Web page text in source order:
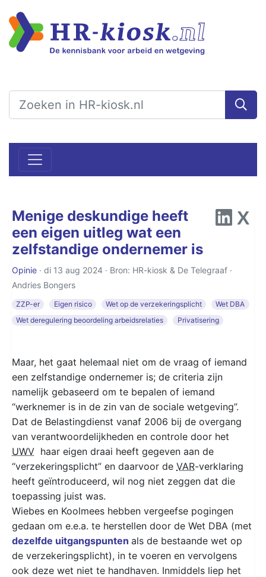
Menige deskundige heeft
een eigen uitleg wat een
zelfstandige ondernemer is
Opinie · di 13 aug 2024 · Bron: HR-kiosk & De Telegraaf ·
Andries Bongers
ZZP-er Eigen risico Wet op de verzekeringsplicht
Wet DBA
Wet deregulering beoordeling arbeidsrelaties
Privatisering
Maar, het gaat helemaal niet om de vraag of iemand
een zelfstandige ondernemer is; de criteria zijn
namelijk gebaseerd om te bepalen of iemand
“werknemer is in de zin van de sociale wetgeving”.
Dat de Belastingdienst vanaf 2006 bij de overgang
van verantwoordelijkheden en controle door het
UWV haar eigen draai heeft gegeven aan de
“verzekeringsplicht” en daarvoor de VAR-verklaring
heeft geïntroduceerd, wil nog niet zeggen dat die
toepassing juist was.
Wiebes en Koolmees hebben vergeefse pogingen
gedaan om e.e.a. te herstellen door de Wet DBA (met
dezelfde uitgangspunten als de bestaande wet op
de verzekeringsplicht), in te voeren en vervolgens
ook deze wet niet te handhaven. Inmiddels liep het